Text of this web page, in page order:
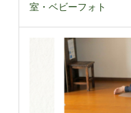
室・ベビーフォト